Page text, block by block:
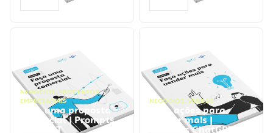
NEGÓCIOS, PROCESSOS
EMPRESARIAIS
Faça uma proposta
comercial | Prompts
ChatGPT
NEGÓCIOS, VENDAS
Faça ações para
vender mais |
Prompts ChatGPT